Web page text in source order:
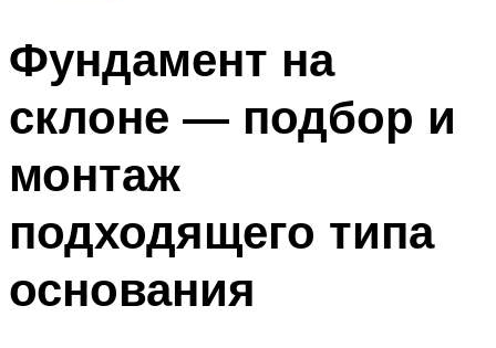
Фундамент на
склоне — подбор и
монтаж
подходящего типа
основания